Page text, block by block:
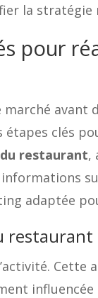
la
pour
avant
clés
restaurant,
adaptée
restaurant